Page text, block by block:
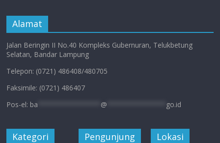
Alamat
Jalan Beringin II No.40 Kompleks Gubernuran, Telukbetung
Selatan, Bandar Lampung
Telepon: (0721) 486408/480705
Faksimile: (0721) 486407
Pos-el: ba @ go.id
Kategori Pengunjung Lokasi